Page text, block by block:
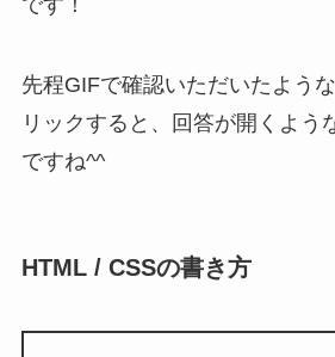
先程GIFで確認いただいたよう
リックすると、回答が開くよう
ですね^^
HTML / CSSの書き方